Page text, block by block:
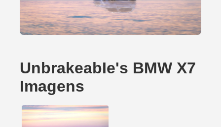
UnbrakeabIe's BMW X7
Imagens